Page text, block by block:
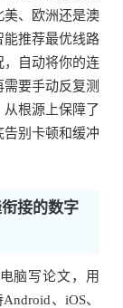
、欧洲还是澳
推荐最优线路
自动将你的连
要手动反复测
根源上保障了
别卡顿和缓冲
接的数字
脑写论文，用
、iOS、